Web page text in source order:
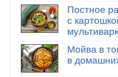
Постное
с
Мойва в
в